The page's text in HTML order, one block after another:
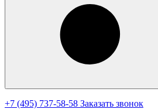
+7 (495) 737-58-58 Заказать звонок